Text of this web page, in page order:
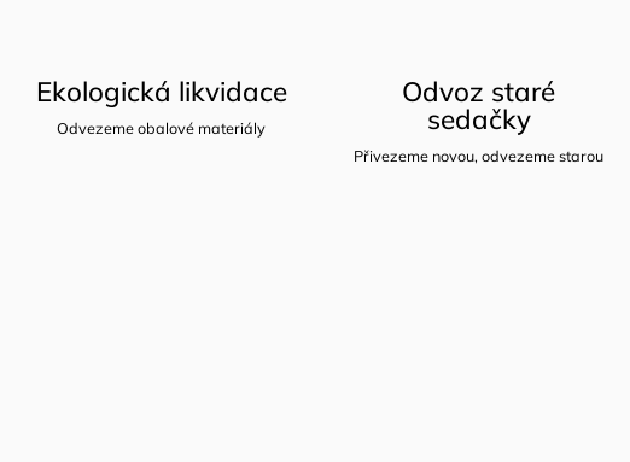
Ekologická likvidace
Odvezeme obalové materiály
Odvoz staré
sedačky
Přivezeme novou, odvezeme starou